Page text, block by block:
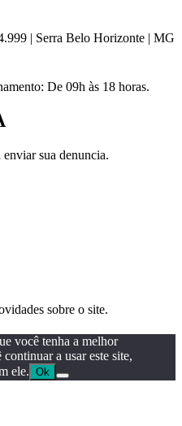
| Serra Belo Horizonte | MG
De 09h às 18 horas.
sua denuncia.
sobre o site.
você tenha a melhor
a usar este site,
ele. Ok